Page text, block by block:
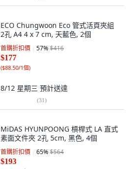
ECO Chungwoon Eco 管式活頁夾組
2孔 A4 4 x 7 cm, 天藍色, 2個
首購折扣價 57%$416
$177
($88.50/1個)
8/12 星期三 預計送達
(31)
MiDAS HYUNPOONG 槓桿式 LA 直式
素面文件夾 2孔 5cm, 黑色, 4個
首購折扣價 65%$564
$193